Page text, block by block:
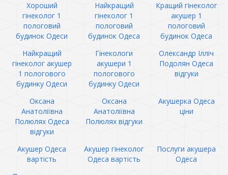
Хороший
гінеколог 1
пологовий
будинок Одеси
Найкращий
гінеколог 1
пологовий
будинок Одеса
Кращий гінеколог
акушер 1
пологовий
будинок Одеса
Найкращий
гінеколог акушер
1 пологового
будинку Одеси
Гінекологи
акушери 1
пологового
будинку Одеси
Олександр Ілліч
Подолян Одеса
відгуки
Оксана
Анатоліївна
Полюлях Одеса
відгуки
Оксана
Анатоліївна
Полюлях відгуки
Акушерка Одеса
ціни
Акушер Одеса
вартість
Акушер гінеколог
Одеса вартість
Послуги акушера
Одеса